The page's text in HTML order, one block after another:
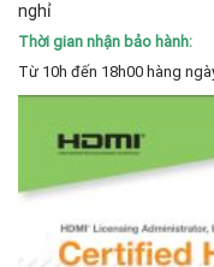
nghỉ
Thời gian nhận bảo hành:
Từ 10h đến 18h00 hàng